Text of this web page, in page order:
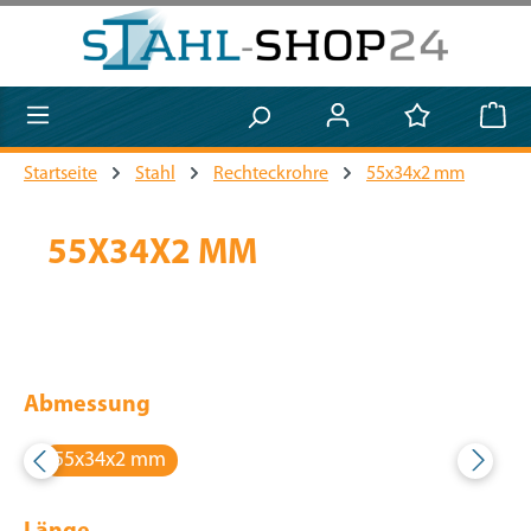
Zum Hauptinhalt springen
Startseite Stahl Rechteckrohre 55x34x2 mm
55X34X2 MM
Abmessung
55x34x2 mm